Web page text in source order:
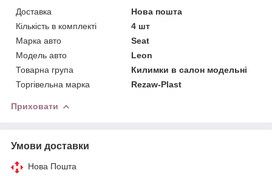
Доставка
Нова пошта
Кількість в комплекті
4 шт
Марка авто
Seat
Модель авто
Leon
Товарна група
Килимки в салон модельні
Торгівельна марка
Rezaw-Plast
Приховати
Умови доставки
Нова Пошта